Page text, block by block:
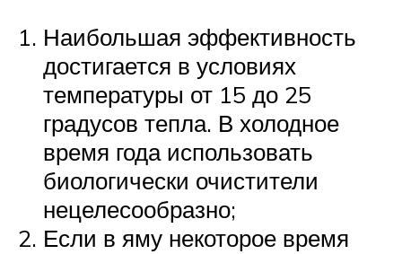
Наибольшая эффективность
достигается в условиях
температуры от 15 до 25
градусов тепла. В холодное
время года использовать
биологически очистители
нецелесообразно;
Если в яму некоторое время